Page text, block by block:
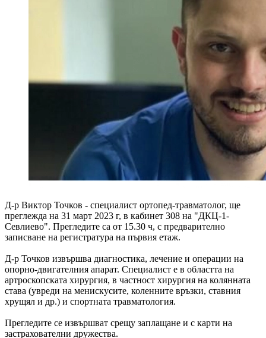
Д-р Виктор Точков - специалист ортопед-травматолог, ще
преглежда на 31 март 2023 г, в кабинет 308 на "ДКЦ-1-
Севлиево". Прегледите са от 15.30 ч, с предварително
записване на регистратура на първия етаж.
Д-р Точков извършва диагностика, лечение и операции на
опорно-двигателния апарат. Специалист е в областта на
артроскопската хирургия, в частност хирургия на колянната
става (увреди на менискусите, коленните връзки, ставния
хрущял и др.) и спортната травматология.
Прегледите се извършват срещу заплащане и с карти на
застрахователни дружества.